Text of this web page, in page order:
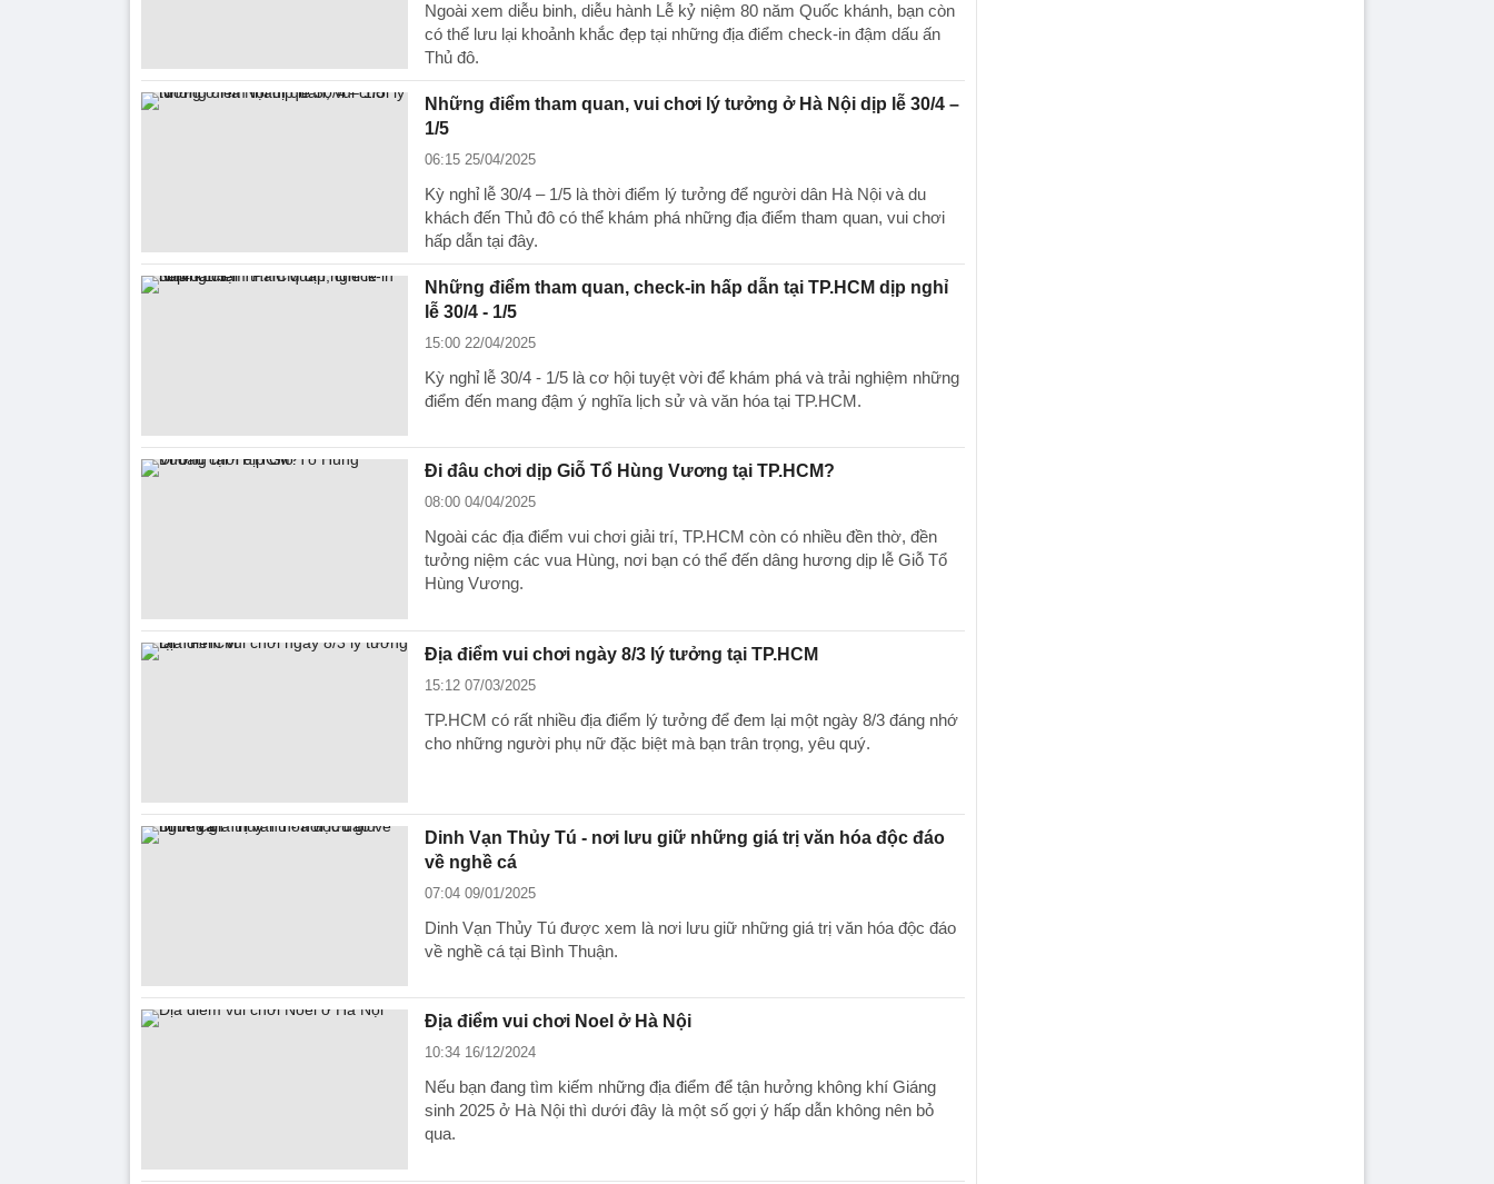
Ngoài xem diễu binh, diễu hành Lễ kỷ niệm 80 năm Quốc khánh, bạn còn
có thể lưu lại khoảnh khắc đẹp tại những địa điểm check-in đậm dấu ấn
Thủ đô.
Những điểm tham quan, vui chơi lý tưởng ở Hà Nội dịp lễ 30/4 –
1/5
06:15 25/04/2025
Kỳ nghỉ lễ 30/4 – 1/5 là thời điểm lý tưởng để người dân Hà Nội và du
khách đến Thủ đô có thể khám phá những địa điểm tham quan, vui chơi
hấp dẫn tại đây.
Những điểm tham quan, check-in hấp dẫn tại TP.HCM dịp nghỉ
lễ 30/4 - 1/5
15:00 22/04/2025
Kỳ nghỉ lễ 30/4 - 1/5 là cơ hội tuyệt vời để khám phá và trải nghiệm những
điểm đến mang đậm ý nghĩa lịch sử và văn hóa tại TP.HCM.
Đi đâu chơi dịp Giỗ Tổ Hùng Vương tại TP.HCM?
08:00 04/04/2025
Ngoài các địa điểm vui chơi giải trí, TP.HCM còn có nhiều đền thờ, đền
tưởng niệm các vua Hùng, nơi bạn có thể đến dâng hương dịp lễ Giỗ Tổ
Hùng Vương.
Địa điểm vui chơi ngày 8/3 lý tưởng tại TP.HCM
15:12 07/03/2025
TP.HCM có rất nhiều địa điểm lý tưởng để đem lại một ngày 8/3 đáng nhớ
cho những người phụ nữ đặc biệt mà bạn trân trọng, yêu quý.
Dinh Vạn Thủy Tú - nơi lưu giữ những giá trị văn hóa độc đáo
về nghề cá
07:04 09/01/2025
Dinh Vạn Thủy Tú được xem là nơi lưu giữ những giá trị văn hóa độc đáo
về nghề cá tại Bình Thuận.
Địa điểm vui chơi Noel ở Hà Nội
10:34 16/12/2024
Nếu bạn đang tìm kiếm những địa điểm để tận hưởng không khí Giáng
sinh 2025 ở Hà Nội thì dưới đây là một số gợi ý hấp dẫn không nên bỏ
qua.